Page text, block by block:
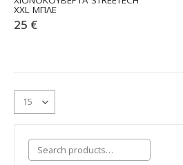
XXL ΜΠΛΕ
25 €